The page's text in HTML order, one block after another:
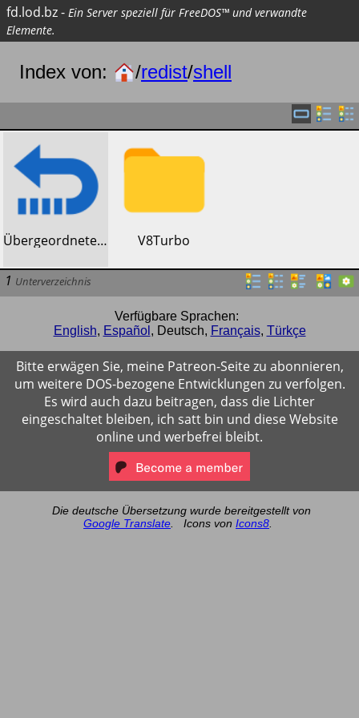
fd.lod.bz- Ein Server speziell für FreeDOS™ und verwandte
Elemente.
Index von: /redist/shell
​Übergeordnetes Verzeichnis ​V8Turbo
1 Unterverzeichnis
Verfügbare Sprachen:
English, Español , Deutsch, Français, Türkçe
Bitte erwägen Sie, meine Patreon-Seite zu abonnieren,
um weitere DOS-bezogene Entwicklungen zu verfolgen.
Es wird auch dazu beitragen, dass die Lichter
eingeschaltet bleiben, ich satt bin und diese Website
online und werbefrei bleibt.
Die deutsche Übersetzung wurde bereitgestellt von
Google Translate
Icons von Icons8